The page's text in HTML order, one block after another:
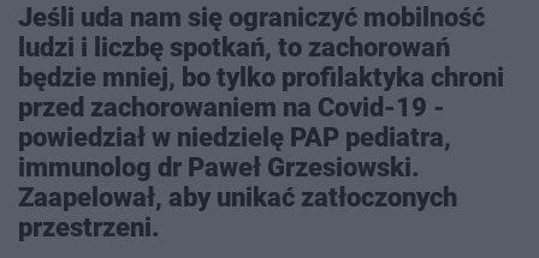
Jeśli uda nam się ograniczyć mobilność
ludzi i liczbę spotkań, to zachorowań
będzie mniej, bo tylko profilaktyka chroni
przed zachorowaniem na Covid-19 -
powiedział w niedzielę PAP pediatra,
immunolog dr Paweł Grzesiowski.
Zaapelował, aby unikać zatłoczonych
przestrzeni.